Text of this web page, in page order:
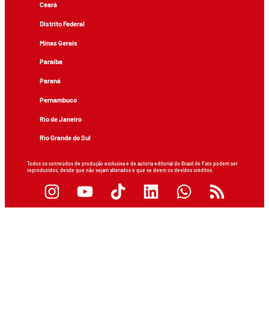
Ceará
Distrito Federal
Minas Gerais
Paraíba
Paraná
Pernambuco
Rio de Janeiro
Rio Grande do Sul
Todos os conteúdos de produção exclusiva e de autoria editorial do Brasil de Fato podem ser
reproduzidos, desde que não sejam alterados e que se deem os devidos créditos.